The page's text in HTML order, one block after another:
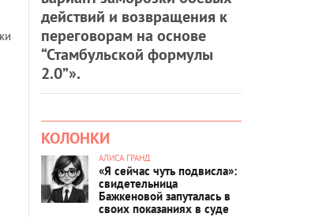
действий и возвращения к
переговорам на основе
“Стамбульской формулы
2.0”».
КОЛОНКИ
АЛИСА ГРАНД
«Я сейчас чуть подвисла»:
свидетельница
Бажкеновой запуталась в
своих показаниях в суде